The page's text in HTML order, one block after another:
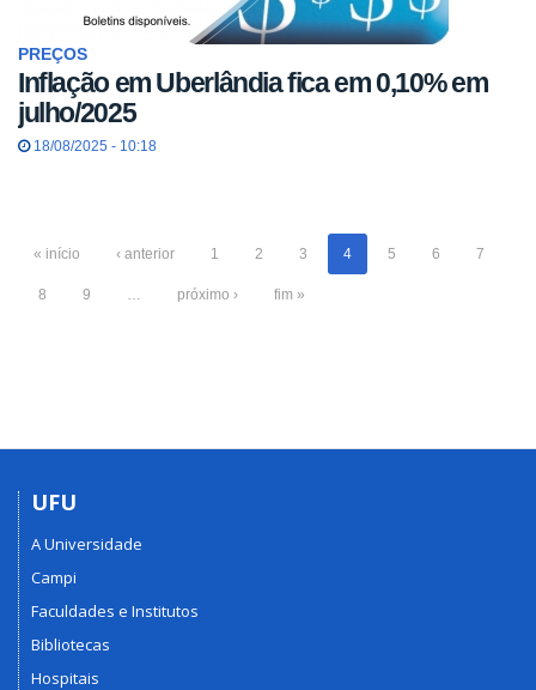
PREÇOS
Inflação em Uberlândia fica em 0,10% em
julho/2025
18/08/2025 - 10:18
« início ‹ anterior 1 2 3 4 5 6 7
8 9 … próximo › fim »
UFU
A Universidade
Campi
Faculdades e Institutos
Bibliotecas
Hospitais